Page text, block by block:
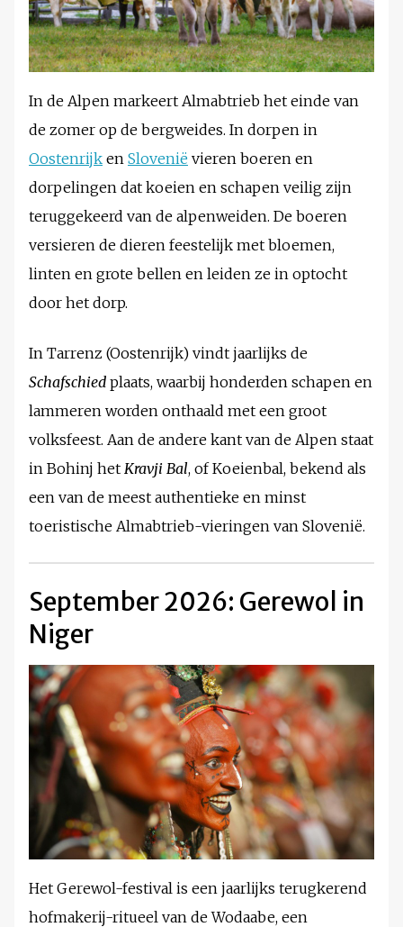
In de Alpen markeert Almabtrieb het einde van
de zomer op de bergweides. In dorpen in
Oostenrijk en Slovenië vieren boeren en
dorpelingen dat koeien en schapen veilig zijn
teruggekeerd van de alpenweiden. De boeren
versieren de dieren feestelijk met bloemen,
linten en grote bellen en leiden ze in optocht
door het dorp.
In Tarrenz (Oostenrijk) vindt jaarlijks de
Schafschied plaats, waarbij honderden schapen en
lammeren worden onthaald met een groot
volksfeest. Aan de andere kant van de Alpen staat
in Bohinj het Kravji Bal, of Koeienbal, bekend als
een van de meest authentieke en minst
toeristische Almabtrieb-vieringen van Slovenië.
September 2026: Gerewol in
Niger
Het Gerewol-festival is een jaarlijks terugkerend
hofmakerij-ritueel van de Wodaabe, een